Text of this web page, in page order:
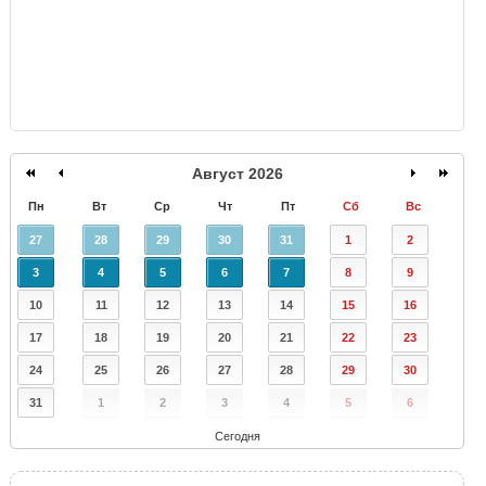
Август 2026
Пн Вт Ср Чт Пт Сб Вс
27 28 29 30 31 1 2
3 4 5 6 7 8 9
10 11 12 13 14 15 16
17 18 19 20 21 22 23
24 25 26 27 28 29 30
31 1 2 3 4 5 6
Сегодня